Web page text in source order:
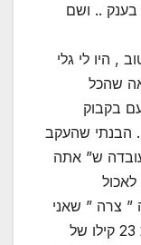
בענק .. ושם
, היו לי גלי
שהכל
בקבוק
. הבנתי שהעקב
ש” אתה
לאכול
” צרה ” שאני
לא מכיר / רגיל עליה .. הבאתי מהבית 23 קילו של